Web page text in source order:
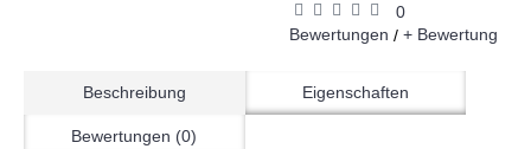
0
Bewertungen / + Bewertung
Beschreibung Eigenschaften
Bewertungen (0)